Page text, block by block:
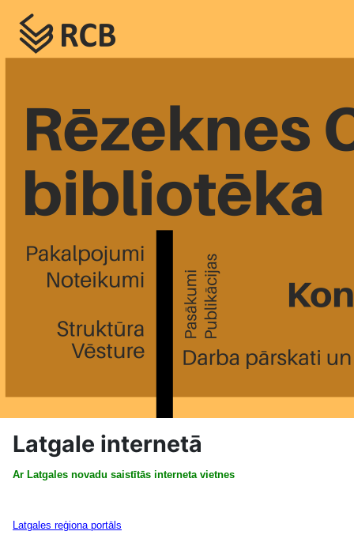
Latgale internetā
Ar Latgales novadu saistītās interneta vietnes
Latgales reģiona portāls